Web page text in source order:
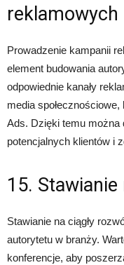
Prowadzenie kampanii
element budowania
odpowiednie kanały
media
Ads. Dzięki temu
potencjalnych klientów i
15. Stawianie
Stawianie na ciągły
autorytetu w branży.
konferencje, aby